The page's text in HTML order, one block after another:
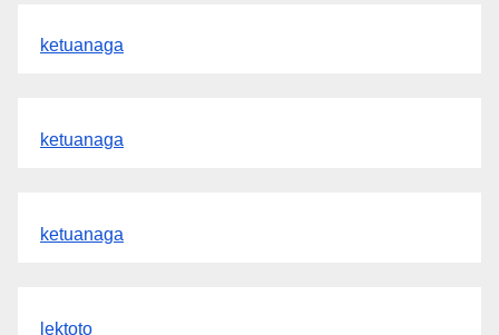
ketuanaga
ketuanaga
ketuanaga
lektoto